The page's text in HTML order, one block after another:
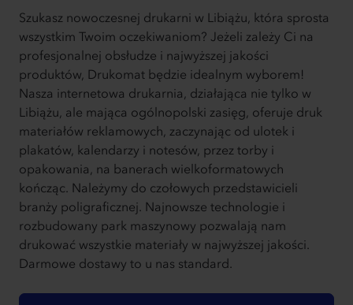
Szukasz nowoczesnej drukarni w Libiążu, która sprosta
wszystkim Twoim oczekiwaniom? Jeżeli zależy Ci na
profesjonalnej obsłudze i najwyższej jakości
produktów, Drukomat będzie idealnym wyborem!
Nasza internetowa drukarnia, działająca nie tylko w
Libiążu, ale mająca ogólnopolski zasięg, oferuje druk
materiałów reklamowych, zaczynając od ulotek i
plakatów, kalendarzy i notesów, przez torby i
opakowania, na banerach wielkoformatowych
kończąc. Należymy do czołowych przedstawicieli
branży poligraficznej. Najnowsze technologie i
rozbudowany park maszynowy pozwalają nam
drukować wszystkie materiały w najwyższej jakości.
Darmowe dostawy to u nas standard.